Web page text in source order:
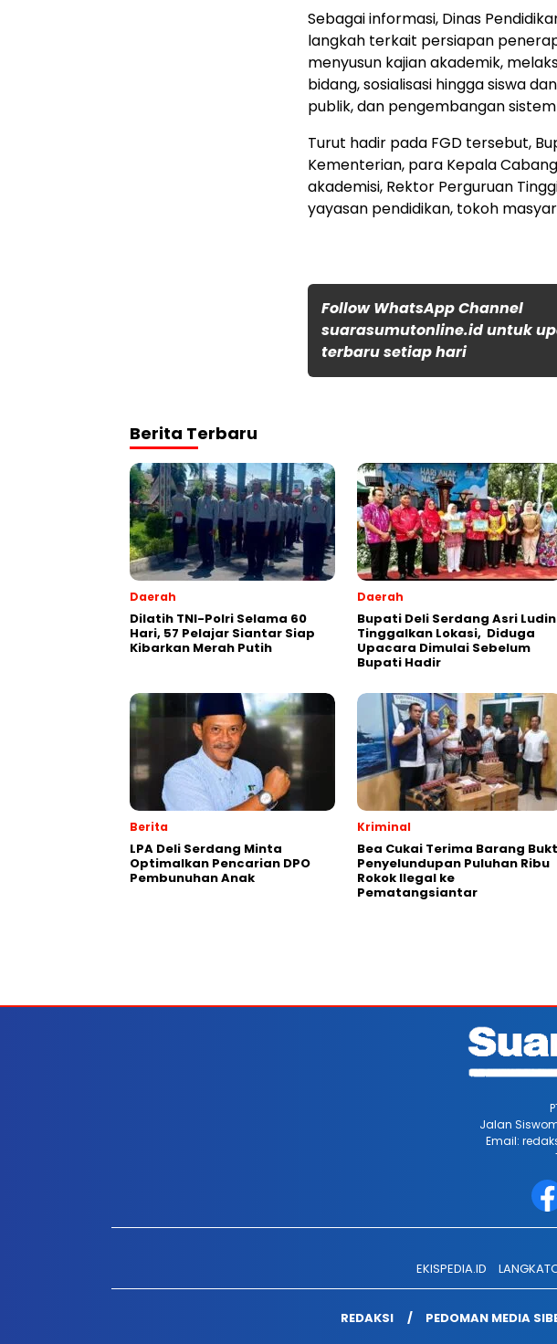
Sebagai informasi, Dinas
langkah terkait persiapan
menyusun kajian akademik,
bidang, sosialisasi hingga siswa
publik, dan pengembangan
Turut hadir pada FGD tersebut,
Kementerian, para Kepala
akademisi, Rektor Perguruan
yayasan pendidikan, tokoh
Follow WhatsApp Channel
suarasumutonline.id untuk
terbaru setiap hari
Berita Terbaru
Daerah
Dilatih TNI-Polri Selama 60
Hari, 57 Pelajar Siantar Siap
Kibarkan Merah Putih
Daerah
Bupati Deli Serdang Asri Ludin
Tinggalkan Lokasi, Diduga
Upacara Dimulai Sebelum
Bupati Hadir
Berita
LPA Deli Serdang Minta
Optimalkan Pencarian DPO
Pembunuhan Anak
Kriminal
Bea Cukai Terima Barang
Penyelundupan Puluhan Ribu
Rokok Ilegal ke
Pematangsiantar
Jalan
Email:
EKISPEDIA.ID
REDAKSI PEDOMAN MEDIA